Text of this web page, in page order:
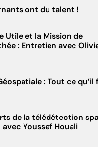
ont du talent !
Utile et la Mission de
: Entretien avec
: Tout ce qu’il
de la télédétection
Youssef Houali